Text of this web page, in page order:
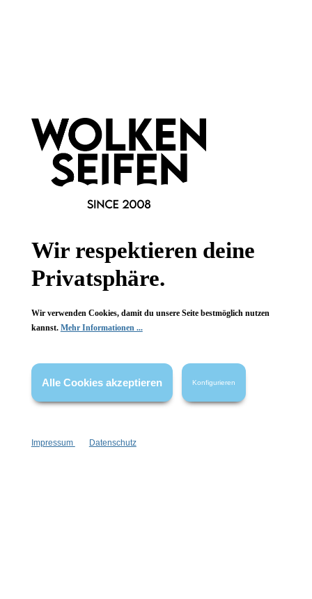
Informationen
Gesetzliche Informationen
FAQ
* Alle Preise inkl. gesetzl. Mehrwertsteuer zzgl.Versandkosten
wenn nicht anders angegeben.
Wir respektieren deine
Privatsphäre.
Wir verwenden Cookies, damit du unsere Seite bestmöglich nutzen
kannst. Mehr Informationen ...
Alle Cookies akzeptieren Konfigurieren
Impressum Datenschutz